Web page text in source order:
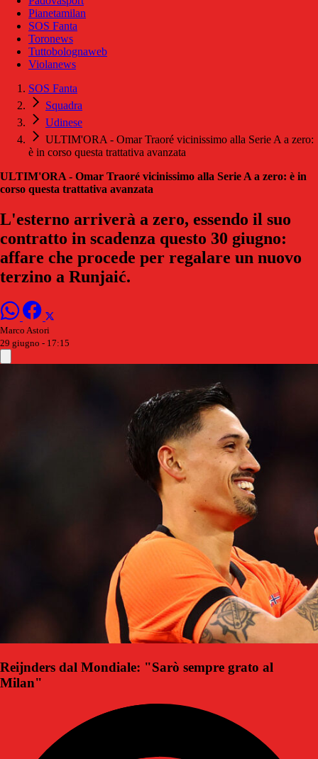
Pianetamilan
SOS Fanta
Toronews
Tuttobolognaweb
Violanews
SOS Fanta
Squadra
Udinese
ULTIM'ORA - Omar Traoré vicinissimo alla Serie A a zero:
è in corso questa trattativa avanzata
ULTIM'ORA - Omar Traoré vicinissimo alla Serie A a zero: è in
corso questa trattativa avanzata
L'esterno arriverà a zero, essendo il suo
contratto in scadenza questo 30 giugno:
affare che procede per regalare un nuovo
terzino a Runjaić.
Marco Astori
29 giugno - 17:15
Reijnders dal Mondiale: "Sarò sempre grato al
Milan"